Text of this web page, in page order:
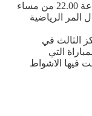
وتقام المباراة الثانية بين الفريقين عند الساعة 22.00 من مساء
المر الرياضية
الثالث في
الشبيبة بلاط 3-0 في المباراة التي
فيها الاشواط